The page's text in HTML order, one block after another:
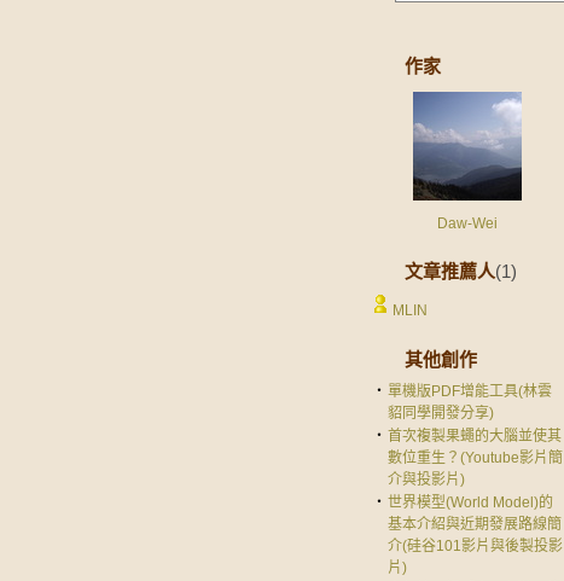
作家
Daw-Wei
文章推薦人(1)
MLIN
其他創作
‧ 單機版PDF增能工具(林雲
貂同學開發分享)
‧ 首次複製果蠅的大腦並使其
數位重生？(Youtube影片簡
介與投影片)
‧ 世界模型(World Model)的
基本介紹與近期發展路線簡
介(硅谷101影片與後製投影
片)